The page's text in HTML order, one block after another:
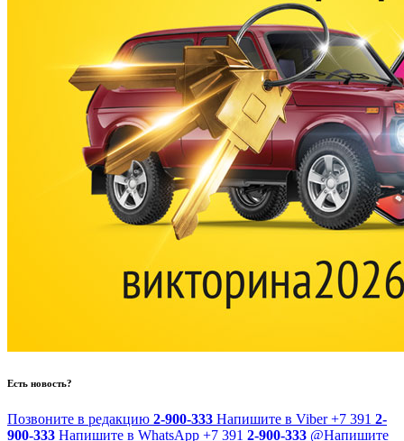
Есть новость?
Позвоните в редакцию 2-900-333 Напишите в Viber +7 391 2-
900-333 Напишите в WhatsApp +7 391 2-900-333 @Напишите